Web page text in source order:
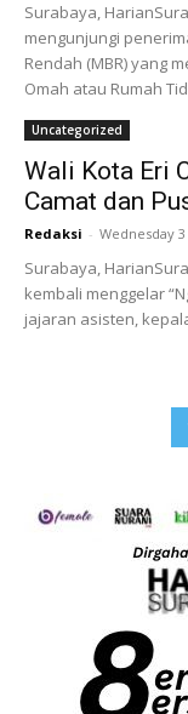
Surabaya,
mengunjungi
Rendah (MBR) yang
Omah atau Rumah
Uncategorized
Wali Kota Eri
Camat dan
Redaksi - Wednesday
Surabaya,
kembali menggelar
jajaran asisten,